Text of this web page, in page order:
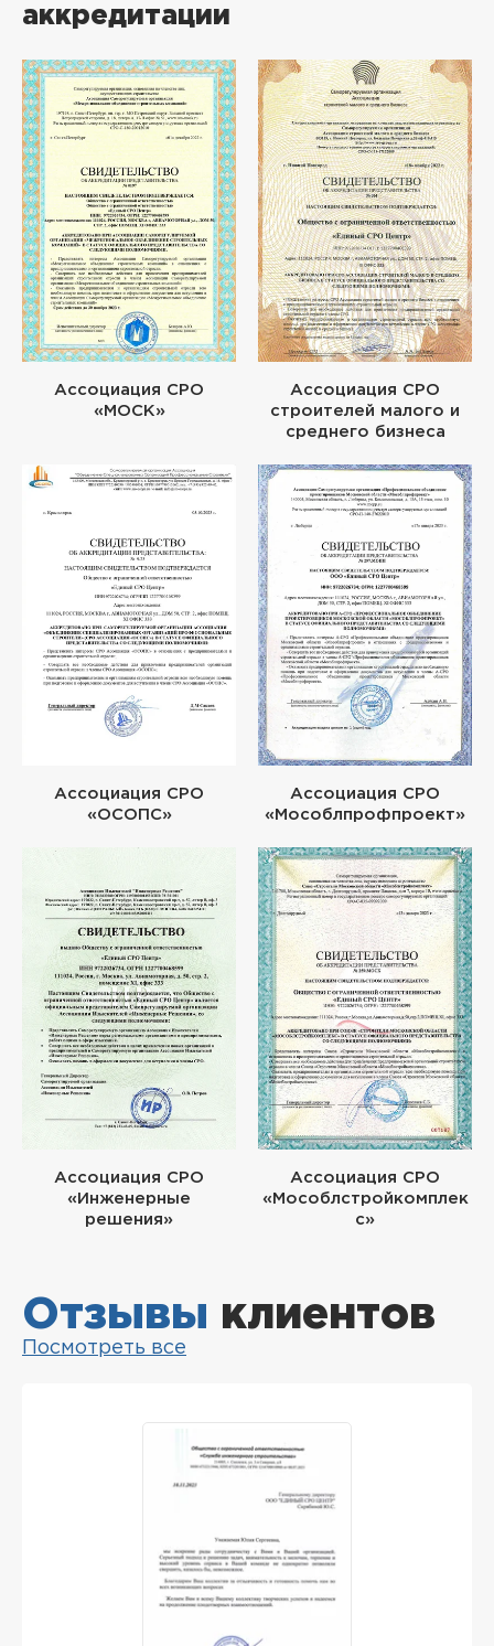
аккредитации
Ассоциация СРО
«МОСК»
Ассоциация СРО
строителей малого и
среднего бизнеса
Ассоциация СРО
«ОСОПС»
Ассоциация СРО
«Мособлпрофпроект»
Ассоциация СРО
«Инженерные
решения»
Ассоциация СРО
«Мособлстройкомплек
с»
Отзывы клиентов
Посмотреть все